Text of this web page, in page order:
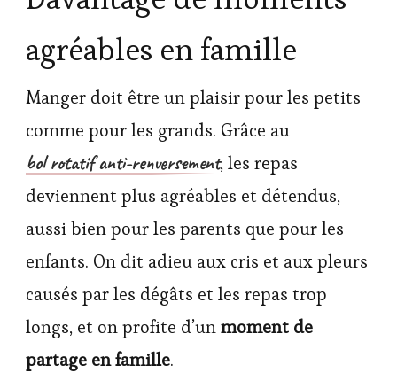
agréables en famille
Manger doit être un plaisir pour les petits
comme pour les grands. Grâce au
bol rotatif anti-renversement, les repas
deviennent plus agréables et détendus,
aussi bien pour les parents que pour les
enfants. On dit adieu aux cris et aux pleurs
causés par les dégâts et les repas trop
longs, et on profite d’unmoment de
partage en famille.